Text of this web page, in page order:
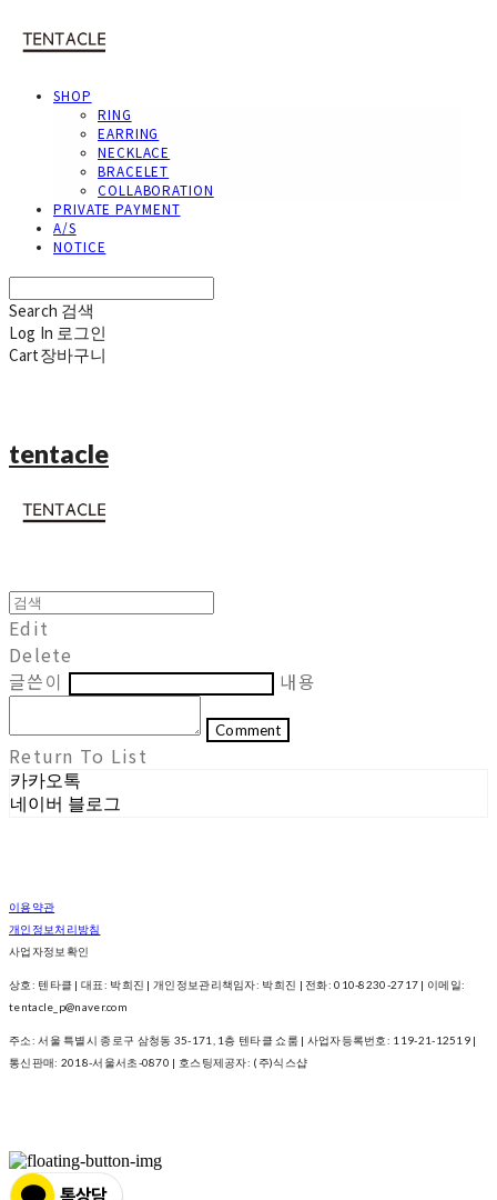
SHOP
RING
EARRING
NECKLACE
BRACELET
COLLABORATION
PRIVATE PAYMENT
A/S
NOTICE
Search 검색
Log In 로그인
Cart장바구니
tentacle
Edit
Delete
글쓴이
내용
Comment
Return To List
카카오톡
네이버 블로그
이용약관
개인정보처리방침
사업자정보확인
상호: 텐타클 | 대표: 박희진 | 개인정보관리책임자: 박희진 | 전화: 010-8230-2717 | 이메일:
tentacle_p@naver.com
주소: 서울 특별시 종로구 삼청동 35-171, 1층 텐타클 쇼룸 | 사업자등록번호: 119-21-12519 |
통신판매: 2018-서울서초-0870 | 호스팅제공자: (주)식스샵